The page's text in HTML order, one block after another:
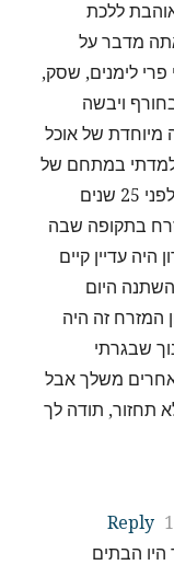
3 היתי נורא אוהבת ללכת
מדבר על
פרי לימנים, שסק,
ויבשה
מיוחדת של אוכל
במתחם של
מורדי הגיטאות ויגאל אלון שזה כבר היה לפני 25 שנים
בתקופה שבה
היה עדיין קיים
היום
המזרח זה היה
שבגרתי
אחרים משלך אבל
תחזור, תודה לך
Reply
היו הבתים